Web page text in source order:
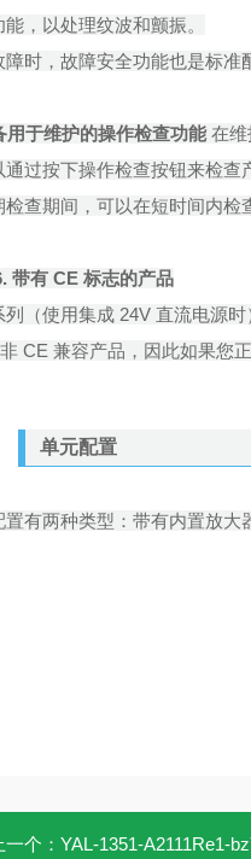
，以处理纹波和颤振。
时，故障安全功能也是标准
用于维护的操作检查功能在维
过按下操作检查按钮来检查
检查期间，可以在短时间内
带有 CE 标志的产品
列（使用集成 24V 直流电源时
CE 兼容产品，因此如果您
单元配置
有两种类型：带有内置放大
一个： YAL-1351-A2111Re1-bzYAMADEN山本电